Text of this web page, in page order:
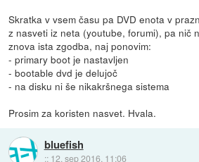
Skratka v vsem času pa DVD enota v
z nasveti iz neta (youtube, forumi), pa nič
znova ista zgodba, naj ponovim:
- primary boot je nastavljen
- bootable dvd je delujoč
- na disku ni še nikakršnega sistema
Prosim za koristen nasvet. Hvala.
bluefish
:: 12. sep 2016, 11:06